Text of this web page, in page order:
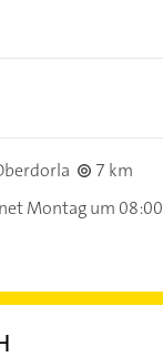
7 km
Montag um 08:00